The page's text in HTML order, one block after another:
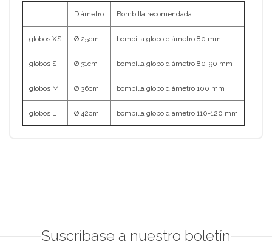
Diámetro Bombilla recomendada
globos XS Ø 25cm bombilla globo diámetro 80 mm
globos S Ø 31cm bombilla globo diámetro 80-90 mm
globos M Ø 36cm bombilla globo diámetro 100 mm
globos L Ø 42cm bombilla globo diámetro 110-120 mm
Suscríbase a nuestro boletín